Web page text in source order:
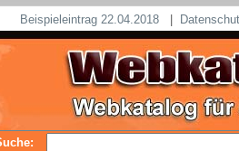
Beispieleintrag 22.04.2018